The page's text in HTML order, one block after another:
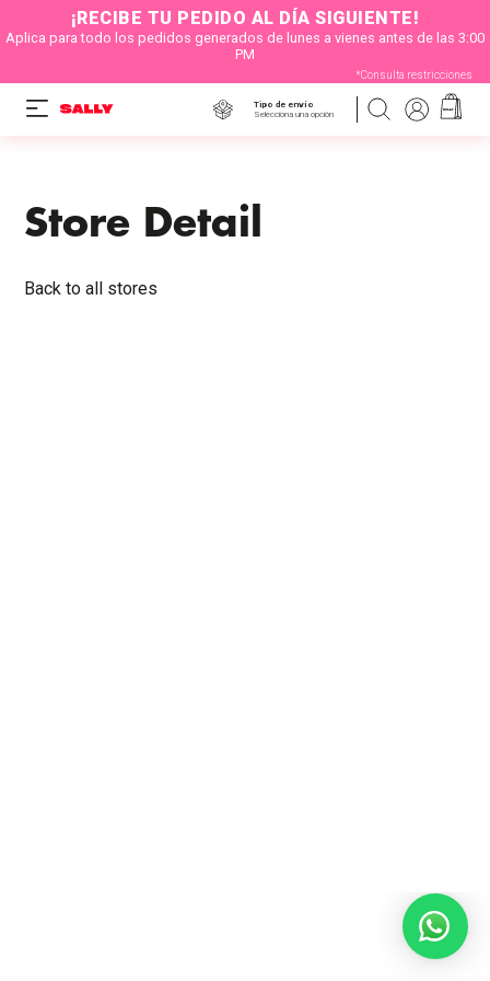
¡RECIBE TU PEDIDO AL DÍA SIGUIENTE!
Aplica para todo los pedidos generados de lunes a vienes antes de las 3:00
PM
*Consulta restricciones
Tipo de envío
Selecciona una opción
Store Detail
Back to all stores